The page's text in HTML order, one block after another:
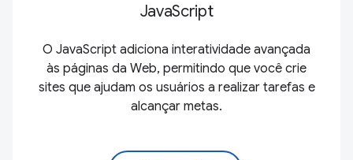
JavaScript
O JavaScript adiciona interatividade avançada
às páginas da Web, permitindo que você crie
sites que ajudam os usuários a realizar tarefas e
alcançar metas.